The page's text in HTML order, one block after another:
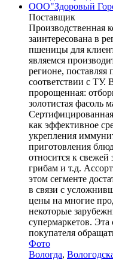
ООО"Здоровый
Поставщик
Производственная
заинтересована в
пшеницы для
являемся
регионе,
соответствии с ТУ.
пророщенная:
золотистая фасоль
как эффективное
укрепления
приготовления
относится к
грибам и т.д.
этом сегменте
в связи с
цены на многие
некоторые
супермаркетов.
покупателя
Фото
Вологда,